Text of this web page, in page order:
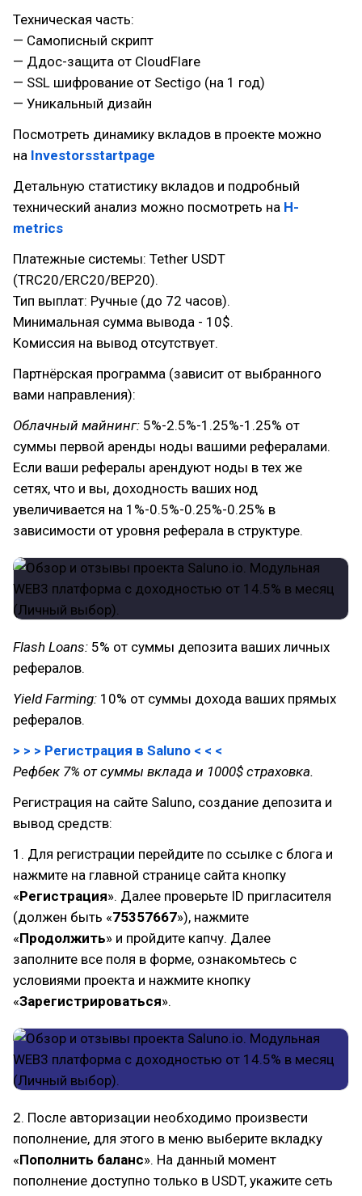
Техническая часть:
— Самописный скрипт
— Ддос-защита от CloudFlare
— SSL шифрование от Sectigo (на 1 год)
— Уникальный дизайн
Посмотреть динамику вкладов в проекте можно
на Investorsstartpage
Детальную статистику вкладов и подробный
технический анализ можно посмотреть на H-
metrics
Платежные системы: Tether USDT
(TRC20/ERC20/BEP20).
Тип выплат: Ручные (до 72 часов).
Минимальная сумма вывода - 10$.
Комиссия на вывод отсутствует.
Партнёрская программа (зависит от выбранного
вами направления):
Облачный майнинг: 5%-2.5%-1.25%-1.25% от
суммы первой аренды ноды вашими рефералами.
Если ваши рефералы арендуют ноды в тех же
сетях, что и вы, доходность ваших нод
увеличивается на 1%-0.5%-0.25%-0.25% в
зависимости от уровня реферала в структуре.
Flash Loans: 5% от суммы депозита ваших личных
рефералов.
Yield Farming: 10% от суммы дохода ваших прямых
рефералов.
> > > Регистрация в Saluno < < <
Рефбек 7% от суммы вклада и 1000$ страховка.
Регистрация на сайте Saluno, создание депозита и
вывод средств:
1. Для регистрации перейдите по ссылке с блога и
нажмите на главной странице сайта кнопку
«Регистрация». Далее проверьте ID пригласителя
(должен быть «75357667»), нажмите
«Продолжить» и пройдите капчу. Далее
заполните все поля в форме, ознакомьтесь с
условиями проекта и нажмите кнопку
«Зарегистрироваться».
2. После авторизации необходимо произвести
пополнение, для этого в меню выберите вкладку
«Пополнить баланс». На данный момент
пополнение доступно только в USDT, укажите сеть